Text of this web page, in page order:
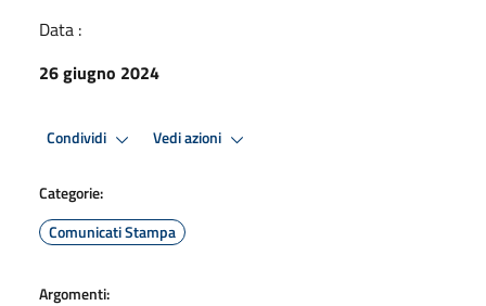
Data :
26 giugno 2024
Condividi Vedi azioni
Categorie:
Comunicati Stampa
Argomenti: